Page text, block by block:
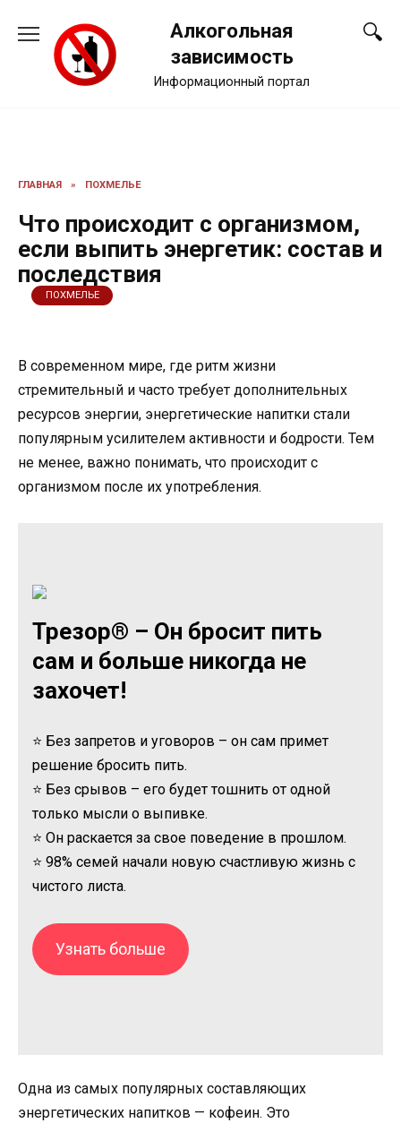
содержанию
Алкогольная
зависимость
Информационный портал
ГЛАВНАЯ » ПОХМЕЛЬЕ
Что происходит с организмом,
если выпить энергетик: состав и
последствия
ПОХМЕЛЬЕ
В современном мире, где ритм жизни
стремительный и часто требует дополнительных
ресурсов энергии, энергетические напитки стали
популярным усилителем активности и бодрости. Тем
не менее, важно понимать, что происходит с
организмом после их употребления.
Трезор® – Он бросит пить
сам и больше никогда не
захочет!
⭐ Без запретов и уговоров – он сам примет
решение бросить пить.
⭐ Без срывов – его будет тошнить от одной
только мысли о выпивке.
⭐ Он раскается за свое поведение в прошлом.
⭐ 98% семей начали новую счастливую жизнь с
чистого листа.
Узнать больше
Одна из самых популярных составляющих
энергетических напитков — кофеин. Это